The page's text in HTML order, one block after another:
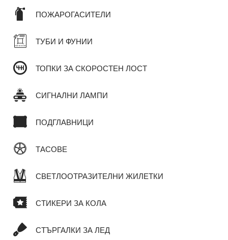
ПОЖАРОГАСИТЕЛИ
ТУБИ И ФУНИИ
ТОПКИ ЗА СКОРОСТЕН ЛОСТ
СИГНАЛНИ ЛАМПИ
ПОДГЛАВНИЦИ
ТАСОВЕ
СВЕТЛООТРАЗИТЕЛНИ ЖИЛЕТКИ
СТИКЕРИ ЗА КОЛА
СТЪРГАЛКИ ЗА ЛЕД